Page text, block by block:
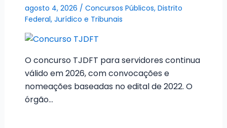
agosto 4, 2026 / Concursos Públicos, Distrito
Federal, Jurídico e Tribunais
O concurso TJDFT para servidores continua
válido em 2026, com convocações e
nomeações baseadas no edital de 2022. O
órgão…